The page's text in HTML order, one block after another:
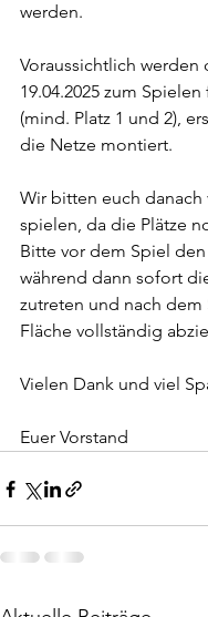
werden.
Voraussichtlich werden
19.04.2025 zum
(mind. Platz 1 und 2),
die Netze montiert.
Wir bitten euch danach
spielen, da die Plätze
Bitte vor dem Spiel den
während dann sofort
zutreten und nach dem
Fläche vollständig
Vielen Dank und viel
Euer Vorstand